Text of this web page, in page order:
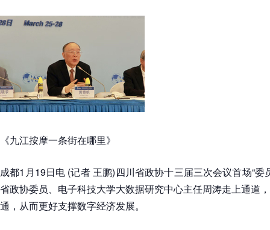
《九江按摩一条街在哪里》
成都1月19日电 (记者 王鹏)四川省政协十三届三次会议首场“委
省政协委员、电子科技大学大数据研究中心主任周涛走上通道
通，从而更好支撑数字经济发展。